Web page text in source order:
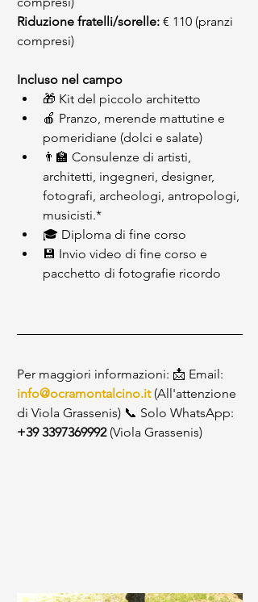
Riduzione fratelli/sorelle: € 110 (pranzi
compresi)
Incluso nel campo
🎁 Kit del piccolo architetto
🍎 Pranzo, merende mattutine e
pomeridiane (dolci e salate)
👨‍🏫 Consulenze di artisti,
architetti, ingegneri, designer,
fotografi, archeologi, antropologi,
musicisti.*
🎓 Diploma di fine corso
💾 Invio video di fine corso e
pacchetto di fotografie ricordo
Per maggiori informazioni: 📩 Email:
info@ocramontalcino.it (All'attenzione
di Viola Grassenis) 📞 Solo WhatsApp:
+39 3397369992 (Viola Grassenis)